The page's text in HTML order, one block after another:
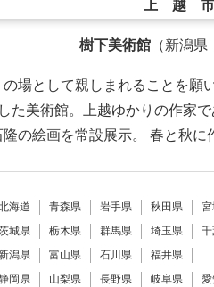
上越
樹下美術館（新潟県
の場として親しまれることを
た美術館。上越ゆかりの作家
の絵画を常設展示。 春と秋に
海道 青森県 岩手県 秋田県 宮
城県 栃木県 群馬県 埼玉県 千
潟県 富山県 石川県
福井県
岡県 山梨県 長野県 岐阜県 愛